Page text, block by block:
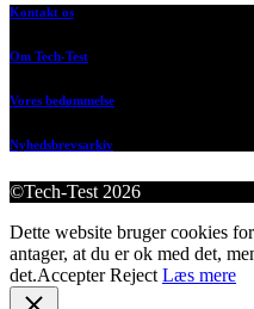
Kontakt os
Om Tech-Test
Vores bedømmelse
Nyhedsbrevsarkiv
©Tech-Test 2026
Dette website bruger cookies
antager, at du er ok med det,
det.Accepter Reject Læs mere